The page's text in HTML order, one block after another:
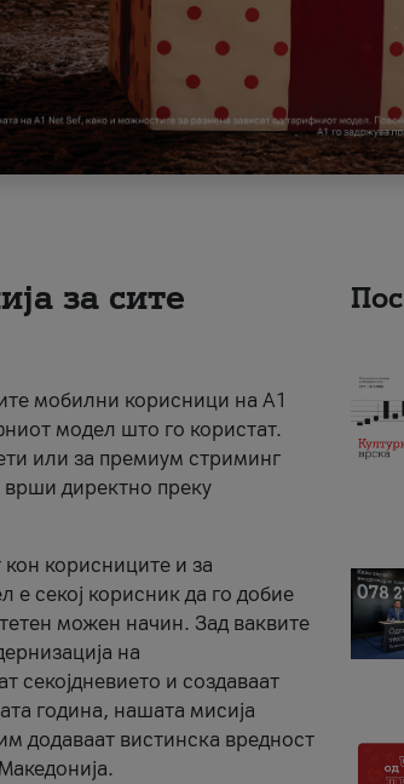
за сите
мобилни корисници на A1
модел што го користат.
или за премиум стриминг
врши директно преку
корисниците и за
е секој корисник да го добие
можен начин. Зад ваквите
на
секојдневието и создаваат
година, нашата мисија
додаваат вистинска вредност